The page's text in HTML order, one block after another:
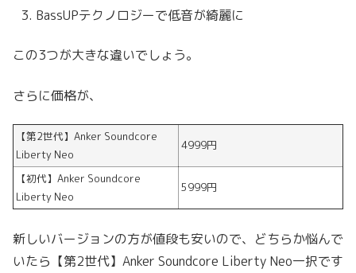
BassUPテクノロジーで低音が綺麗に
この3つが大きな違いでしょう。
さらに価格が、
【第2世代】Anker Soundcore
Liberty Neo
4999円
【初代】Anker Soundcore
Liberty Neo
5999円
新しいバージョンの方が値段も安いので、どちらか悩んで
いたら【第2世代】Anker Soundcore Liberty Neo一択です